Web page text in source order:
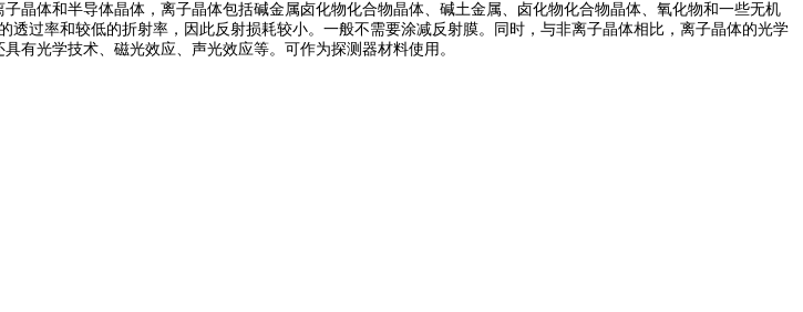
体和半导体晶体，离子晶体包括碱金属卤化物化合物晶体、碱土金属、卤化物化合物晶体、氧化物和一些无机
过率和较低的折射率，因此反射损耗较小。一般不需要涂减反射膜。同时，与非离子晶体相比，离子晶体的光学
有光学技术、磁光效应、声光效应等。可作为探测器材料使用。